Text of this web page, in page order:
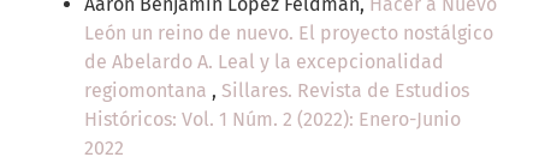
León un reino de nuevo. El proyecto nostálgico
de Abelardo A. Leal y la excepcionalidad
regiomontana , Sillares. Revista de Estudios
Históricos: Vol. 1 Núm. 2 (2022): Enero-Junio
2022